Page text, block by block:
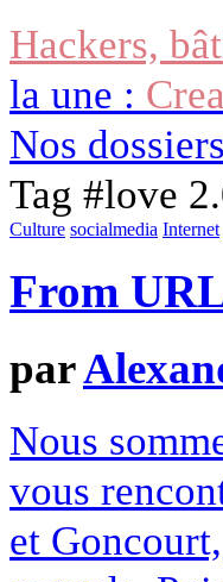
Hackers,
la une :
Nos dossiers
Tag #love
Culture socialmedia Internet
From
par
Nous
vous
et